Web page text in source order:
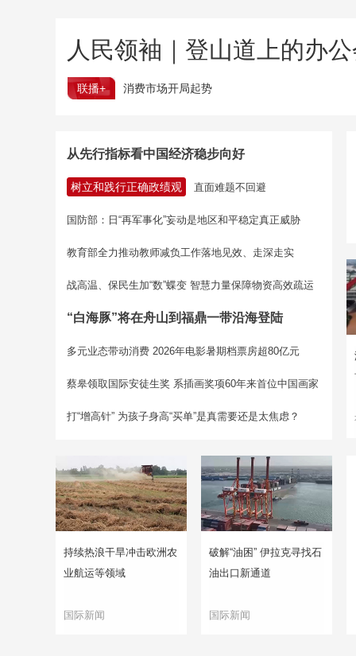
人民领袖｜登山道上的办
联播+ 消费市场开局起势
从先行指标看中国经济稳步向好
树立和践行正确政绩观 直面难题不回避
国防部：日“再军事化”妄动是地区和平稳定真正威胁
教育部全力推动教师减负工作落地见效、走深走实
战高温、保民生加“数”蝶变 智慧力量保障物资高效疏运
“白海豚”将在舟山到福鼎一带沿海登陆
多元业态带动消费 2026年电影暑期档票房超80亿元
蔡皋领取国际安徒生奖 系插画奖项60年来首位中国画家
打“增高针” 为孩子身高“买单”是真需要还是太焦虑？
持续热浪干旱冲击欧洲农
业航运等领域
国际新闻
破解“油困” 伊拉克寻找石
油出口新通道
国际新闻